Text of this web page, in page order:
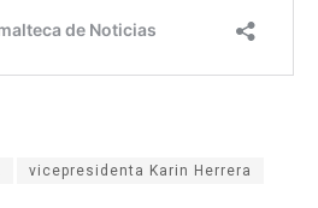
vicepresidenta Karin Herrera